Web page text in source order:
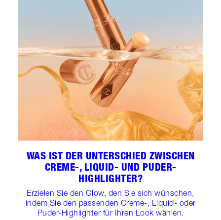
WAS IST DER UNTERSCHIED ZWISCHEN
CREME-, LIQUID- UND PUDER-
HIGHLIGHTER?
Erzielen Sie den Glow, den Sie sich wünschen,
indem Sie den passenden Creme-, Liquid- oder
Puder-Highlighter für Ihren Look wählen.